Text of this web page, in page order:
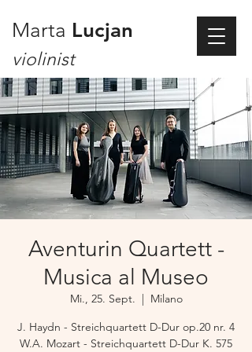
Marta Lucjan
violinist
Aventurin Quartett -
Musica al Museo
Mi., 25. Sept.
  |
Milano
J. Haydn - Streichquartett D-Dur op.20 nr. 4